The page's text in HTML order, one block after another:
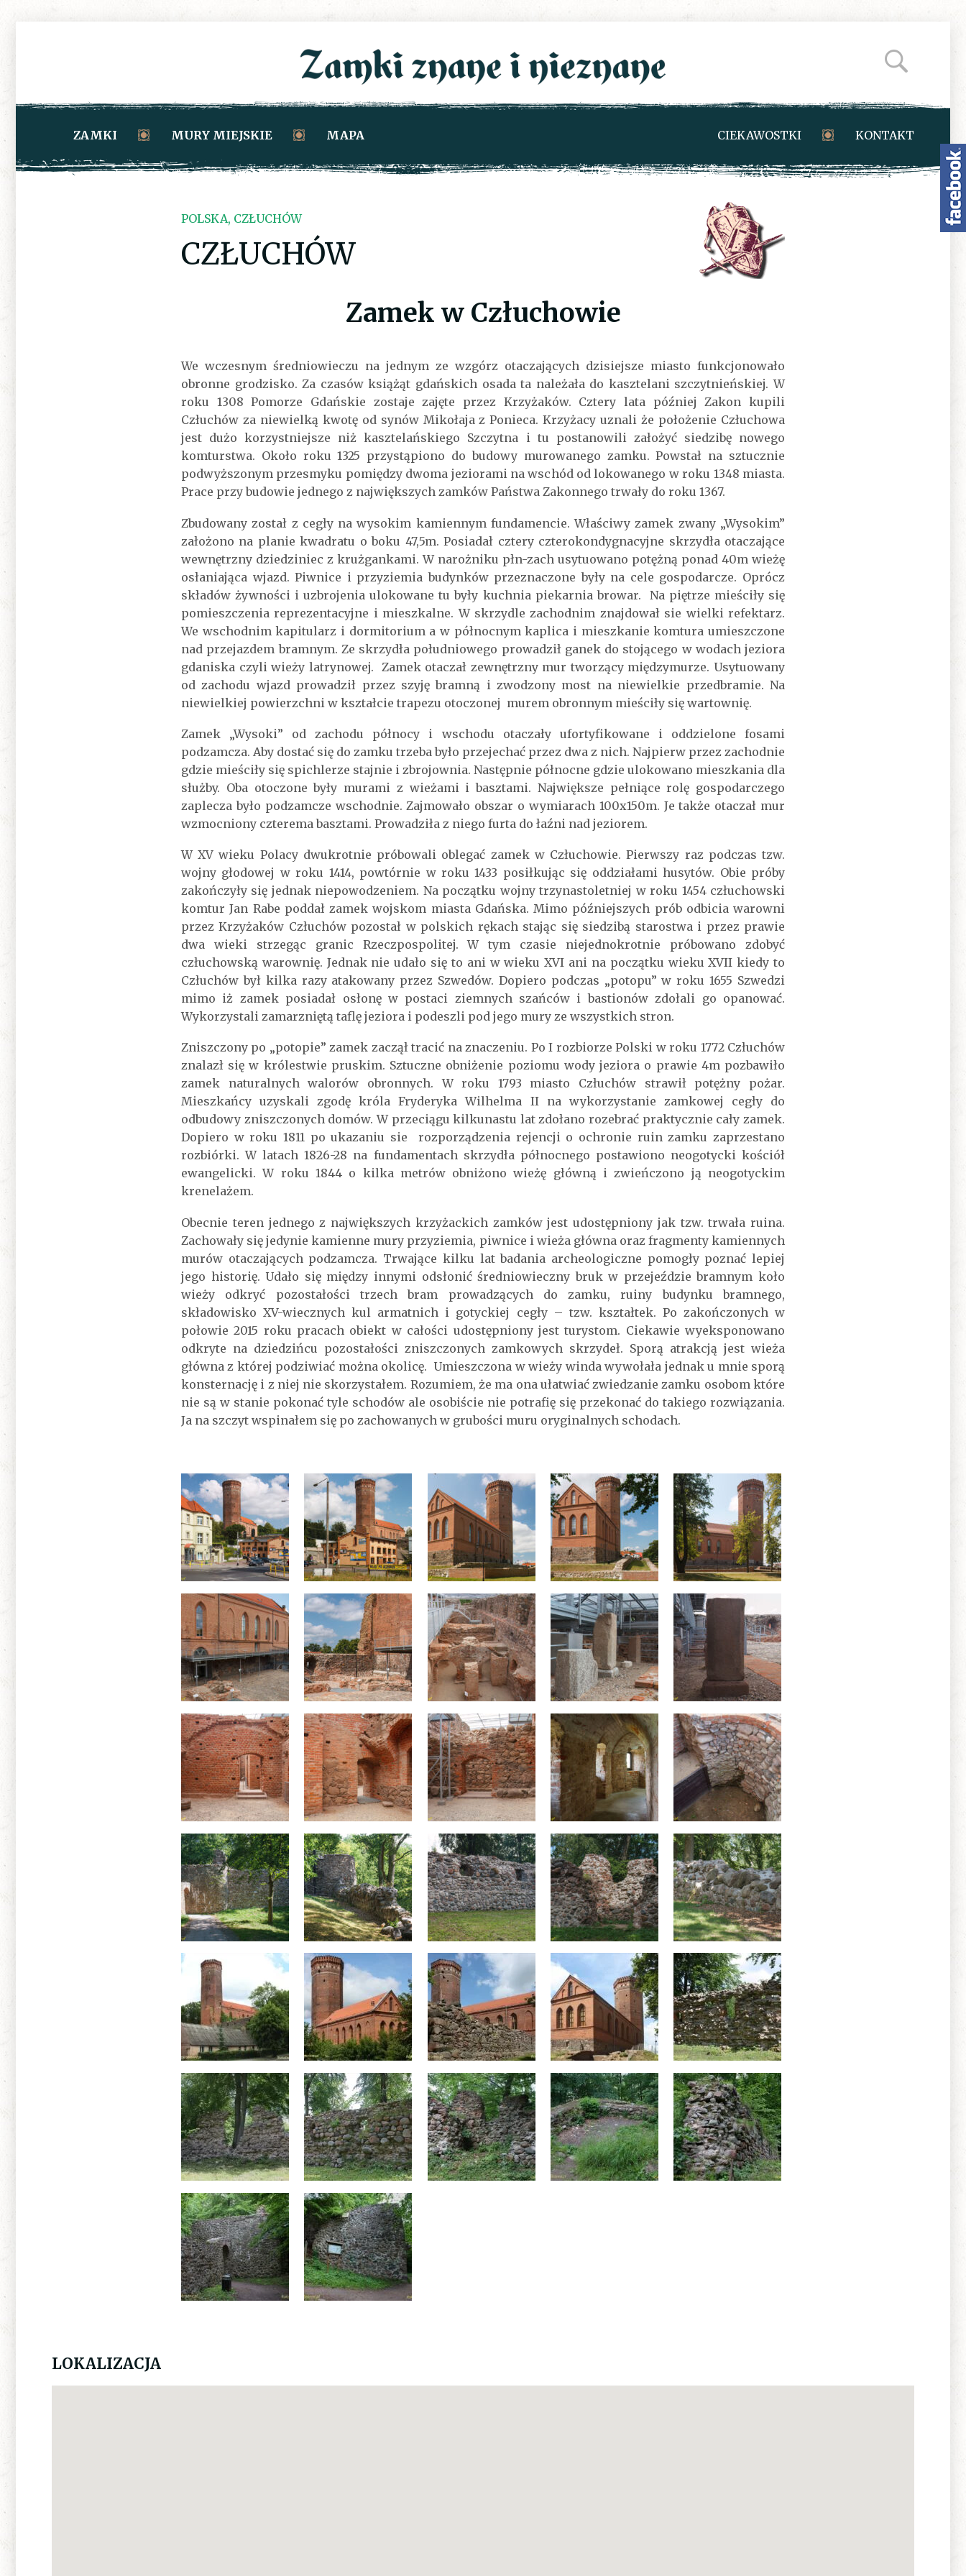
ZAMKI MURY MIEJSKIE MAPA CIEKAWOSTKI KONTAKT
POLSKA, CZŁUCHÓW
CZŁUCHÓW
Zamek w Człuchowie
We wczesnym średniowieczu na jednym ze wzgórz otaczających dzisiejsze miasto funkcjonowało
obronne grodzisko. Za czasów książąt gdańskich osada ta należała do kasztelani szczytnieńskiej. W
roku 1308 Pomorze Gdańskie zostaje zajęte przez Krzyżaków. Cztery lata później Zakon kupili
Człuchów za niewielką kwotę od synów Mikołaja z Ponieca. Krzyżacy uznali że położenie Człuchowa
jest dużo korzystniejsze niż kasztelańskiego Szczytna i tu postanowili założyć siedzibę nowego
komturstwa. Około roku 1325 przystąpiono do budowy murowanego zamku. Powstał na sztucznie
podwyższonym przesmyku pomiędzy dwoma jeziorami na wschód od lokowanego w roku 1348 miasta.
Prace przy budowie jednego z największych zamków Państwa Zakonnego trwały do roku 1367.
Zbudowany został z cegły na wysokim kamiennym fundamencie. Właściwy zamek zwany „Wysokim”
założono na planie kwadratu o boku 47,5m. Posiadał cztery czterokondygnacyjne skrzydła otaczające
wewnętrzny dziedziniec z krużgankami. W narożniku płn-zach usytuowano potężną ponad 40m wieżę
osłaniająca wjazd. Piwnice i przyziemia budynków przeznaczone były na cele gospodarcze. Oprócz
składów żywności i uzbrojenia ulokowane tu były kuchnia piekarnia browar. Na piętrze mieściły się
pomieszczenia reprezentacyjne i mieszkalne. W skrzydle zachodnim znajdował sie wielki refektarz.
We wschodnim kapitularz i dormitorium a w północnym kaplica i mieszkanie komtura umieszczone
nad przejazdem bramnym. Ze skrzydła południowego prowadził ganek do stojącego w wodach jeziora
gdaniska czyli wieży latrynowej. Zamek otaczał zewnętrzny mur tworzący międzymurze. Usytuowany
od zachodu wjazd prowadził przez szyję bramną i zwodzony most na niewielkie przedbramie. Na
niewielkiej powierzchni w kształcie trapezu otoczonej murem obronnym mieściły się wartownię.
Zamek „Wysoki” od zachodu północy i wschodu otaczały ufortyfikowane i oddzielone fosami
podzamcza. Aby dostać się do zamku trzeba było przejechać przez dwa z nich. Najpierw przez zachodnie
gdzie mieściły się spichlerze stajnie i zbrojownia. Następnie północne gdzie ulokowano mieszkania dla
służby. Oba otoczone były murami z wieżami i basztami. Największe pełniące rolę gospodarczego
zaplecza było podzamcze wschodnie. Zajmowało obszar o wymiarach 100x150m. Je także otaczał mur
wzmocniony czterema basztami. Prowadziła z niego furta do łaźni nad jeziorem.
W XV wieku Polacy dwukrotnie próbowali oblegać zamek w Człuchowie. Pierwszy raz podczas tzw.
wojny głodowej w roku 1414, powtórnie w roku 1433 posiłkując się oddziałami husytów. Obie próby
zakończyły się jednak niepowodzeniem. Na początku wojny trzynastoletniej w roku 1454 człuchowski
komtur Jan Rabe poddał zamek wojskom miasta Gdańska. Mimo późniejszych prób odbicia warowni
przez Krzyżaków Człuchów pozostał w polskich rękach stając się siedzibą starostwa i przez prawie
dwa wieki strzegąc granic Rzeczpospolitej. W tym czasie niejednokrotnie próbowano zdobyć
człuchowską warownię. Jednak nie udało się to ani w wieku XVI ani na początku wieku XVII kiedy to
Człuchów był kilka razy atakowany przez Szwedów. Dopiero podczas „potopu” w roku 1655 Szwedzi
mimo iż zamek posiadał osłonę w postaci ziemnych szańców i bastionów zdołali go opanować.
Wykorzystali zamarzniętą taflę jeziora i podeszli pod jego mury ze wszystkich stron.
Zniszczony po „potopie” zamek zaczął tracić na znaczeniu. Po I rozbiorze Polski w roku 1772 Człuchów
znalazł się w królestwie pruskim. Sztuczne obniżenie poziomu wody jeziora o prawie 4m pozbawiło
zamek naturalnych walorów obronnych. W roku 1793 miasto Człuchów strawił potężny pożar.
Mieszkańcy uzyskali zgodę króla Fryderyka Wilhelma II na wykorzystanie zamkowej cegły do
odbudowy zniszczonych domów. W przeciągu kilkunastu lat zdołano rozebrać praktycznie cały zamek.
Dopiero w roku 1811 po ukazaniu sie rozporządzenia rejencji o ochronie ruin zamku zaprzestano
rozbiórki. W latach 1826-28 na fundamentach skrzydła północnego postawiono neogotycki kościół
ewangelicki. W roku 1844 o kilka metrów obniżono wieżę główną i zwieńczono ją neogotyckim
krenelażem.
Obecnie teren jednego z największych krzyżackich zamków jest udostępniony jak tzw. trwała ruina.
Zachowały się jedynie kamienne mury przyziemia, piwnice i wieża główna oraz fragmenty kamiennych
murów otaczających podzamcza. Trwające kilku lat badania archeologiczne pomogły poznać lepiej
jego historię. Udało się między innymi odsłonić średniowieczny bruk w przejeździe bramnym koło
wieży odkryć pozostałości trzech bram prowadzących do zamku, ruiny budynku bramnego,
składowisko XV-wiecznych kul armatnich i gotyckiej cegły – tzw. kształtek. Po zakończonych w
połowie 2015 roku pracach obiekt w całości udostępniony jest turystom. Ciekawie wyeksponowano
odkryte na dziedzińcu pozostałości zniszczonych zamkowych skrzydeł. Sporą atrakcją jest wieża
główna z której podziwiać można okolicę. Umieszczona w wieży winda wywołała jednak u mnie sporą
konsternację i z niej nie skorzystałem. Rozumiem, że ma ona ułatwiać zwiedzanie zamku osobom które
nie są w stanie pokonać tyle schodów ale osobiście nie potrafię się przekonać do takiego rozwiązania.
Ja na szczyt wspinałem się po zachowanych w grubości muru oryginalnych schodach.
LOKALIZACJA